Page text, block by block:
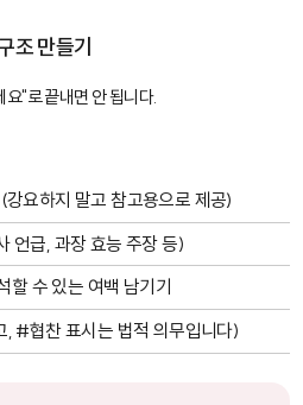
조 만들기
"로 끝내면 안 됩니다.
요하지 말고 참고용으로 제공)
언급, 과장 효능 주장 등)
할 수 있는 여백 남기기
, #협찬표시는 법적 의무입니다)